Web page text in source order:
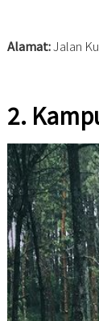
Alamat:Jalan
2.